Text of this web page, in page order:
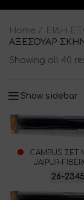
Home ΕΙΔΗ
ΑΞΕΣΟΥΑΡ
Showing all 40
Show sidebar
CAMPUS
JAIPUR-
26-